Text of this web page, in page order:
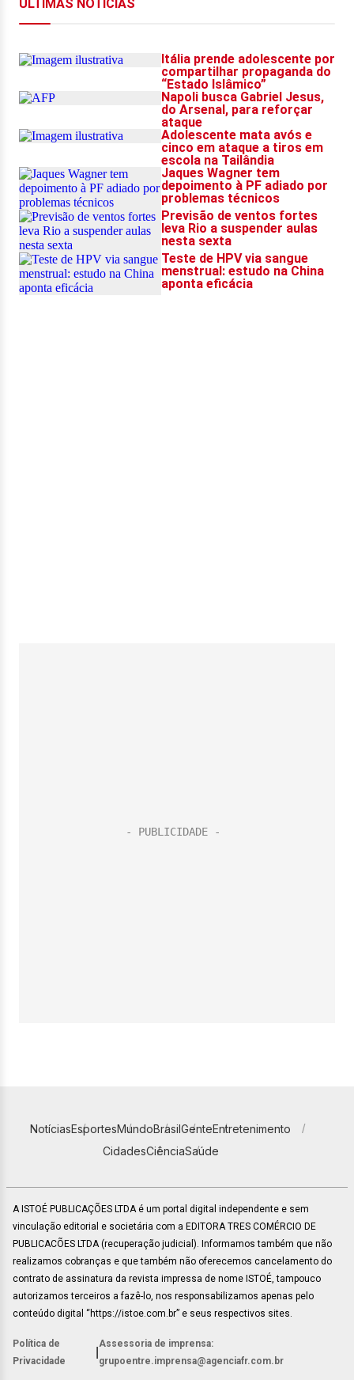
NotíciasEsportesMundoBrasilGenteEntretenimento
CidadesCiênciaSaúde
A ISTOÉ PUBLICAÇÕES LTDA é um portal digital independente e sem
vinculação editorial e societária com a EDITORA TRES COMÉRCIO DE
PUBLICACÕES LTDA (recuperação judicial). Informamos também que não
realizamos cobranças e que também não oferecemos cancelamento do
contrato de assinatura da revista impressa de nome ISTOÉ, tampouco
autorizamos terceiros a fazê-lo, nos responsabilizamos apenas pelo
conteúdo digital “https://istoe.com.br” e seus respectivos sites.
Política de
Privacidade
Assessoria de imprensa:
grupoentre.imprensa@agenciafr.com.br